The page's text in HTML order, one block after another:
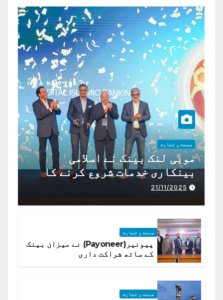
صنعت و تجارت
موبی لنک بینک نے اسلامی
بینکاری خدمات شروع کرنے کا
اعلان کیا ہے،
21/11/2025
صنعت و تجارت
پیونیر(Payoneer) نے میزان بینک
کے ساتھ شراکت داری
صنعت و تجارت